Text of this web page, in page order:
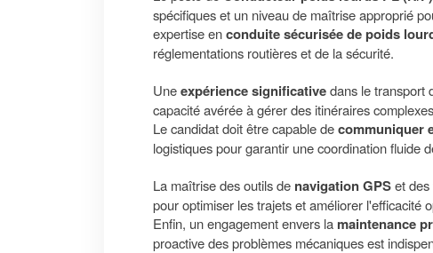
spécifiques et un niveau de maîtrise approprié
expertise enconduite sécurisée de poids
réglementations routières et de la sécurité.
Uneexpérience significativedans le transport
capacité avérée à gérer des itinéraires
Le candidat doit être capable decommuniquer
logistiques pour garantir une coordination fluide
La maîtrise des outils de navigation GPSet
pour optimiser les trajets et améliorer l'efficacité
Enfin, un engagement envers la maintenance
proactive des problèmes mécaniques est